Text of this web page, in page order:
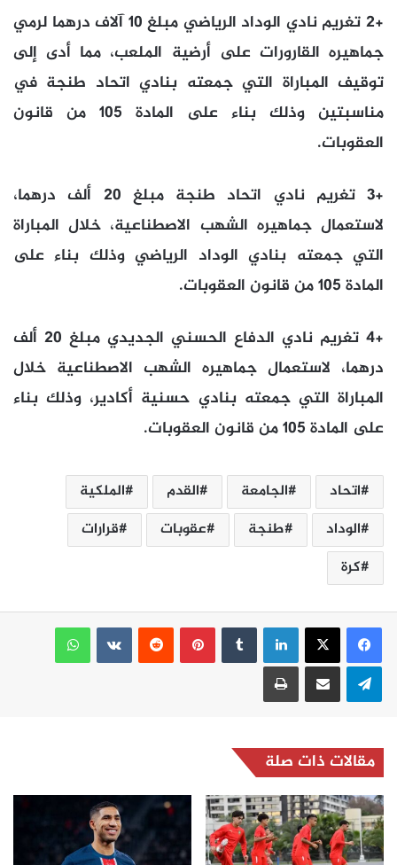
+2 تغريم نادي الوداد الرياضي مبلغ 10 آلاف درهما لرمي
جماهيره القارورات على أرضية الملعب، مما أدى إلى
توقيف المباراة التي جمعته بنادي اتحاد طنجة في
مناسبتين وذلك بناء على المادة 105 من قانون
العقوبات.
+3 تغريم نادي اتحاد طنجة مبلغ 20 ألف درهما،
لاستعمال جماهيره الشهب الاصطناعية، خلال المباراة
التي جمعته بنادي الوداد الرياضي وذلك بناء على
المادة 105 من قانون العقوبات.
+4 تغريم نادي الدفاع الحسني الجديدي مبلغ 20 ألف
درهما، لاستعمال جماهيره الشهب الاصطناعية خلال
المباراة التي جمعته بنادي حسنية أكادير، وذلك بناء
على المادة 105 من قانون العقوبات.
اتحاد الجامعة القدم
الملكية
الوداد
طنجة عقوبات
قرارات
كرة
لينكدإن بينتيريست
واتساب
تيلقرام مشاركة عبر البريد طباعة
مقالات ذات صلة